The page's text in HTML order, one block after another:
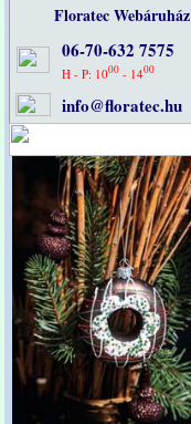
Floratec Webáruház
06-70-632 7575
H - P: 1000 - 1400
info@floratec.hu